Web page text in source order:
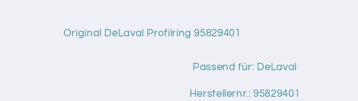
Original DeLaval Profilring 95829401
Passend für: DeLaval
Herstellernr.: 95829401